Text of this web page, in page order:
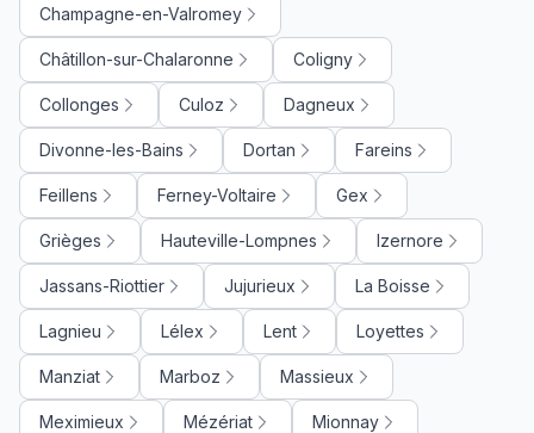
Champagne-en-Valromey
Châtillon-sur-Chalaronne Coligny
Collonges Culoz Dagneux
Divonne-les-Bains Dortan Fareins
Feillens Ferney-Voltaire Gex
Grièges Hauteville-Lompnes Izernore
Jassans-Riottier Jujurieux La Boisse
Lagnieu Lélex Lent Loyettes
Manziat Marboz Massieux
Meximieux Mézériat Mionnay